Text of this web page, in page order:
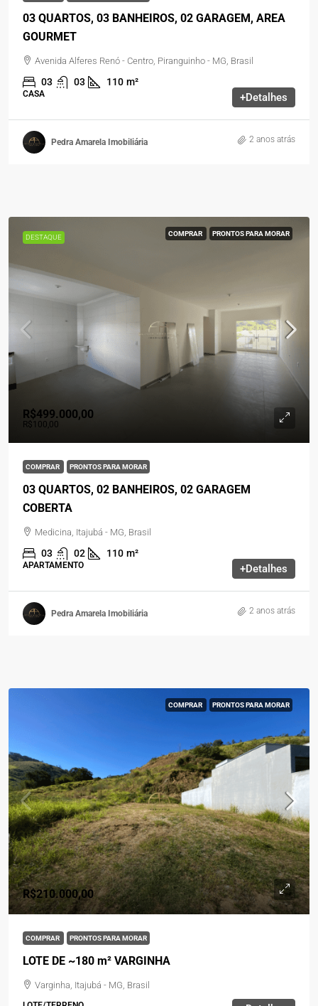
03 QUARTOS, 03 BANHEIROS, 02 GARAGEM, AREA
GOURMET
Avenida Alferes Renó - Centro, Piranguinho - MG, Brasil
03 03 110 m²
CASA +Detalhes
Pedra Amarela Imobiliária 2 anos atrás
DESTAQUE COMPRAR PRONTOS PARA MORAR
R$499.000,00
R$100,00
COMPRAR PRONTOS PARA MORAR
03 QUARTOS, 02 BANHEIROS, 02 GARAGEM
COBERTA
Medicina, Itajubá - MG, Brasil
03 02 110 m²
APARTAMENTO +Detalhes
Pedra Amarela Imobiliária 2 anos atrás
COMPRAR PRONTOS PARA MORAR
R$210.000,00
COMPRAR PRONTOS PARA MORAR
LOTE DE ~180 m² VARGINHA
Varginha, Itajubá - MG, Brasil